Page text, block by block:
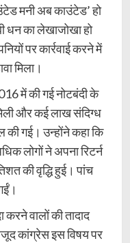
मनी अब काउंटेड’ हो
धन का लेखाजोखा हो
पर कार्रवाई करने में
मिला।
में की गई नोटबंदी के
और कई लाख संदिग्ध
गई। उन्होंने कहा कि
लोगों ने अपना रिटर्न
की वृद्धि हुई। पांच
वालों की तादाद
कांग्रेस इस विषय पर